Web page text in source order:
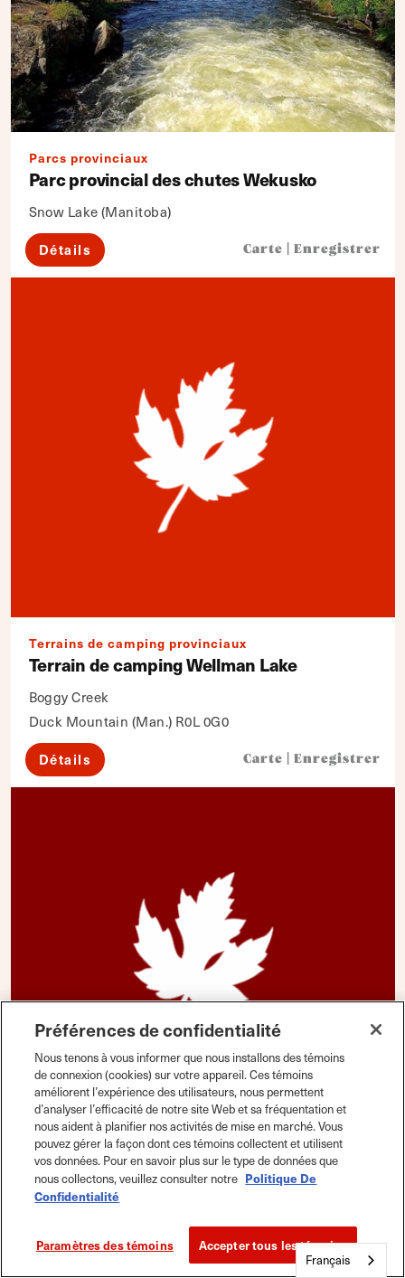
Parcs provinciaux
Parc provincial des chutes Wekusko
Snow Lake (Manitoba)
Détails Carte Enregistrer
Terrains de camping provinciaux
Terrain de camping Wellman Lake
Boggy Creek
Duck Mountain (Man.) R0L 0G0
Détails Carte Enregistrer
Terrains de camping provinciaux
Terrain de camping West Blue Lake
De la route 366
Parc provincial de Duck Mountain (Man.) R0L 0G0
Enregistrer
Français
Préférences de confidentialité
Nous tenons à vous informer que nous installons des témoins
de connexion (cookies) sur votre appareil. Ces témoins
améliorent l’expérience des utilisateurs, nous permettent
d’analyser l’efficacité de notre site Web et sa fréquentation et
nous aident à planifier nos activités de mise en marché. Vous
pouvez gérer la façon dont ces témoins collectent et utilisent
vos données. Pour en savoir plus sur le type de données que
nous collectons, veuillez consulter notre Politique De
Confidentialité
Paramètres des témoins Accepter tous les témoins